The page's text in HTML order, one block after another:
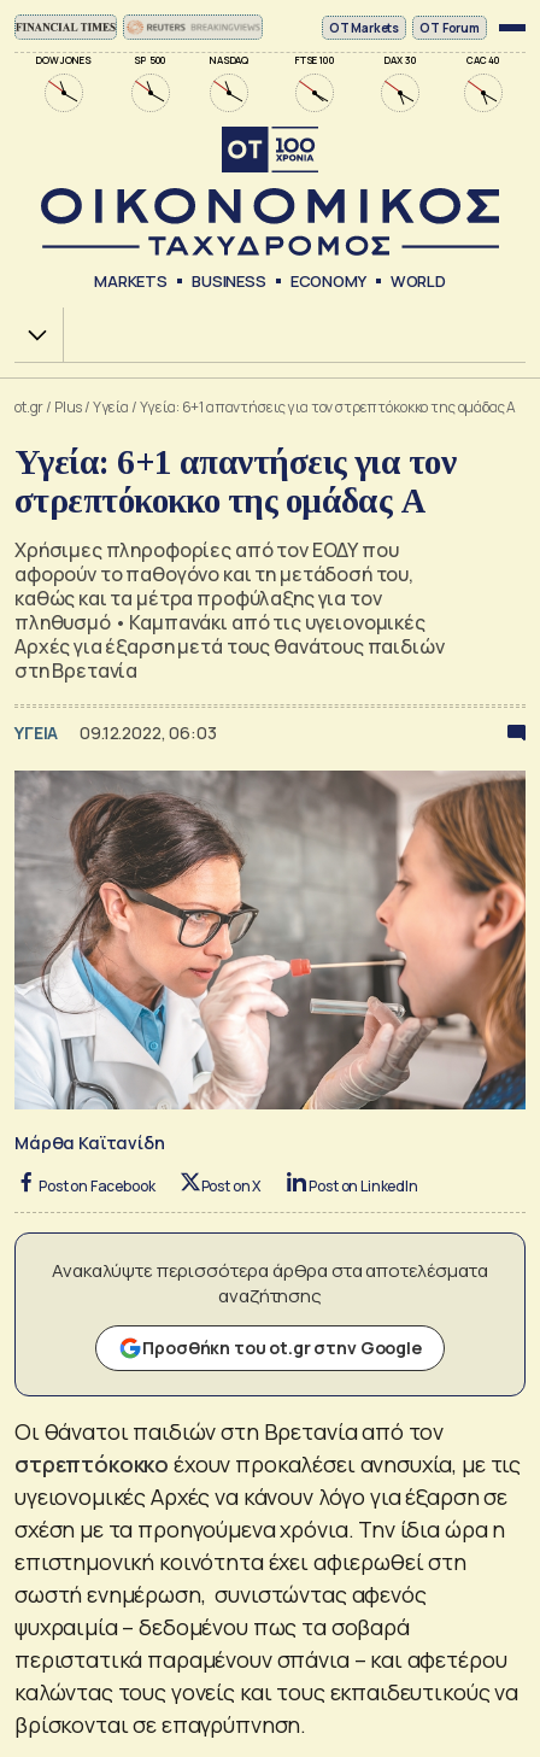
DOW JONES SP 500 NASDAQ FTSE 100 DAX 30 CAC 40
ΟΤ Markets OT Forum
MARKETS BUSINESS ECONOMY WORLD
Χ.Α.
ot.gr/ Plus/Υγεία /Υγεία: 6+1 απαντήσεις για τον στρεπτόκοκκο της ομάδας Α
Υγεία: 6+1 απαντήσεις για τον
στρεπτόκοκκο της ομάδας Α
Χρήσιμες πληροφορίες από τον ΕΟΔΥ που
αφορούν το παθογόνο και τη μετάδοσή του,
καθώς και τα μέτρα προφύλαξης για τον
πληθυσμό • Καμπανάκι από τις υγειονομικές
Αρχές για έξαρση μετά τους θανάτους παιδιών
στη Βρετανία
ΥΓΕΙΑ 09.12.2022, 06:03
Μάρθα Καϊτανίδη
Post on Facebook Post on X Post on LinkedIn
Ανακαλύψτε περισσότερα άρθρα στα αποτελέσματα
αναζήτησης
Προσθήκη του ot.gr στην Google
Οι θάνατοι παιδιών στη Βρετανία από τον
στρεπτόκοκκο έχουν προκαλέσει ανησυχία, με τις
υγειονομικές Αρχές να κάνουν λόγο για έξαρση σε
σχέση με τα προηγούμενα χρόνια. Την ίδια ώρα η
επιστημονική κοινότητα έχει αφιερωθεί στη
σωστή ενημέρωση, συνιστώντας αφενός
ψυχραιμία – δεδομένου πως τα σοβαρά
περιστατικά παραμένουν σπάνια – και αφετέρου
καλώντας τους γονείς και τους εκπαιδευτικούς να
βρίσκονται σε επαγρύπνηση.